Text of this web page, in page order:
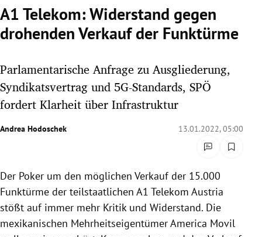
Untermenü
Untermenü
Untermenü
Untermenü
Untermenü
Untermenü
A1 Telekom: Widerstand gegen
drohenden Verkauf der Funktürme
Parlamentarische Anfrage zu Ausgliederung,
Syndikatsvertrag und 5G-Standards, SPÖ
fordert Klarheit über Infrastruktur
Andrea Hodoschek 13.01.2022, 05:00
Der Poker um den möglichen Verkauf der 15.000
Funktürme der teilstaatlichen A1 Telekom Austria
stößt auf immer mehr Kritik und Widerstand. Die
mexikanischen Mehrheitseigentümer America Movil